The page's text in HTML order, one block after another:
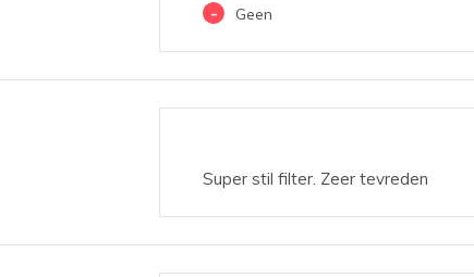
- Geen
Super stil filter. Zeer tevreden